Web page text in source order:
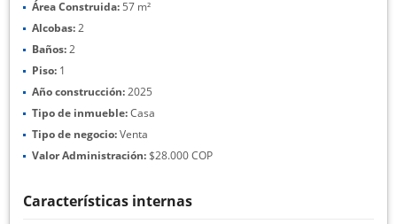
Área Construida: 57 m²
Alcobas:2
Baños:2
Piso: 1
Año construcción:2025
Tipo de inmueble:Casa
Tipo de negocio:Venta
Valor Administración:$28.000 COP
Características internas